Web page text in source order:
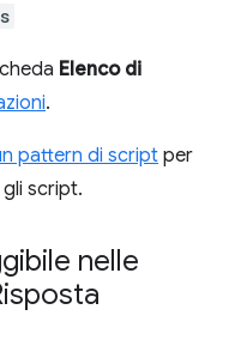
Elenco di
.
pattern di script per
script.
nelle